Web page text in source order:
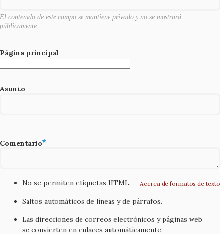
El contenido de este campo se mantiene privado y no se mostrará
públicamente.
Página principal
Asunto
Comentario
Acerca de formatos de texto
No se permiten etiquetas HTML.
Saltos automáticos de líneas y de párrafos.
Las direcciones de correos electrónicos y páginas web
se convierten en enlaces automáticamente.